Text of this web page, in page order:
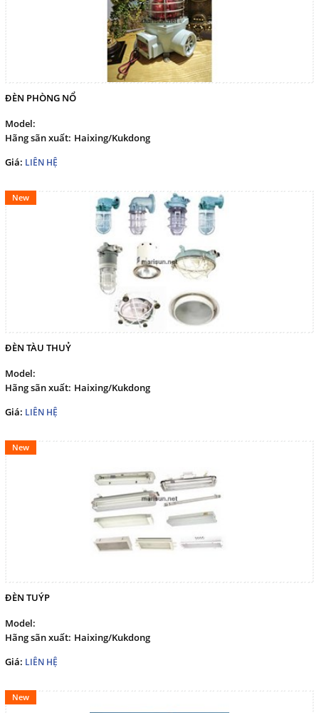
ĐÈN PHÒNG NỔ
Model:
Hãng sãn xuất: Haixing/Kukdong
Giá: LIÊN HỆ
New
ĐÈN TÀU THUỶ
Model:
Hãng sãn xuất: Haixing/Kukdong
Giá: LIÊN HỆ
New
ĐÈN TUÝP
Model:
Hãng sãn xuất: Haixing/Kukdong
Giá: LIÊN HỆ
New